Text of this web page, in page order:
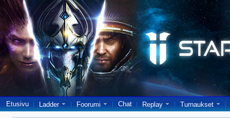
Etusivu Ladder Foorumi Chat Replay Turnaukset